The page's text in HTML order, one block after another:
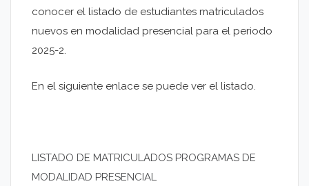
conocer el listado de estudiantes matriculados
nuevos en modalidad presencial para el periodo
2025-2.
En el siguiente enlace se puede ver el listado.
LISTADO DE MATRICULADOS PROGRAMAS DE
MODALIDAD PRESENCIAL